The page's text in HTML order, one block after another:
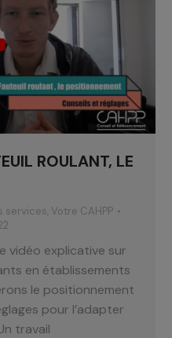
ROULANT, LE
services, Votre CAHPP
vidéo explicative sur
en établissements
le positionnement
pour l’adapter
travail